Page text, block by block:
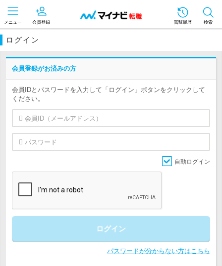
メニュー 会員登録 閲覧履歴 検索
ログイン
会員登録がお済みの方
会員IDとパスワードを入力して「ログイン」ボタンをクリックして
ください。
自動ログイン
ログイン
パスワードが分からない方はこちら